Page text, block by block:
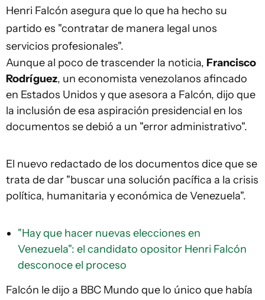
Henri Falcón asegura que lo que ha hecho su
partido es "contratar de manera legal unos
servicios profesionales".
Aunque al poco de trascender la noticia, Francisco
Rodríguez, un economista venezolanos afincado
en Estados Unidos y que asesora a Falcón, dijo que
la inclusión de esa aspiración presidencial en los
documentos se debió a un "error administrativo".
El nuevo redactado de los documentos dice que se
trata de dar "buscar una solución pacífica a la crisis
política, humanitaria y económica de Venezuela".
"Hay que hacer nuevas elecciones en
Venezuela": el candidato opositor Henri Falcón
desconoce el proceso
Falcón le dijo a BBC Mundo que lo único que había